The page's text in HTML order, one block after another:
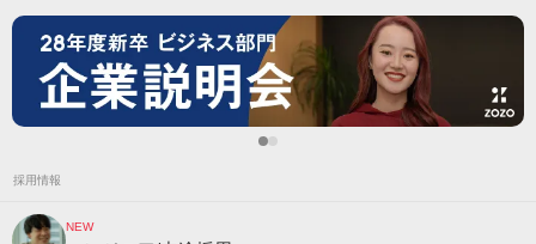
採用情報
NEW